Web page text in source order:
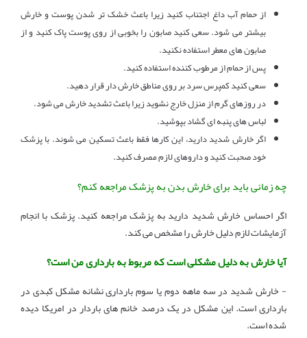
از حمام آب داغ اجتناب کنید زیرا باعث خشک تر شدن پوست و خارش
بیشتر می شود. سعی کنید صابون را بخوبی از روی پوست پاک کنید و از
صابون های معطر استفاده نکنید.
پس از حمام از مرطوب کننده استفاده کنید.
سعی کنید کمپرس سرد بر روی مناطق خارش دار قرار دهید.
در روزهای گرم از منزل خارج نشوید زیرا باعث تشدید خارش می شود.
لباس های پنبه ای گشاد بپوشید.
اگر خارش شدید دارید، این کارها فقط باعث تسکین می شوند. با پزشک
خود صحبت کنید و داروهای لازم مصرف کنید.
چه زمانی باید برای خارش بدن به پزشک مراجعه کنم؟
اگر احساس خارش شدید دارید به پزشک مراجعه کنید. پزشک با انجام
آزمایشات لازم دلیل خارش را مشخص می کند.
آیا خارش به دلیل مشکلی است که مربوط به بارداری من است؟
- خارش شدید در سه ماهه دوم یا سوم بارداری نشانه مشکل کبدی در
بارداری است. این مشکل در یک درصد خانم های باردار در امریکا دیده
شده است.